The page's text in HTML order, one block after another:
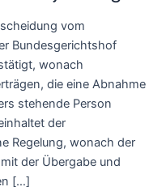
vom
Bundesgerichtshof
wonach
die eine Abnahme
stehende Person
der
Regelung, wonach der
der Übergabe und
[…]